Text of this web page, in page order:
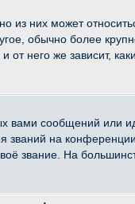
из них может
обычно более
него же зависит,
сообщений или
на
звание. На